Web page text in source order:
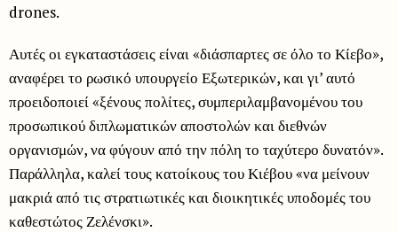
drones.
Αυτές οι εγκαταστάσεις είναι «διάσπαρτες σε όλο το Κίεβο»,
αναφέρει το ρωσικό υπουργείο Εξωτερικών, και γι’ αυτό
προειδοποιεί «ξένους πολίτες, συμπεριλαμβανομένου του
προσωπικού διπλωματικών αποστολών και διεθνών
οργανισμών, να φύγουν από την πόλη το ταχύτερο δυνατόν».
Παράλληλα, καλεί τους κατοίκους του Κιέβου «να μείνουν
μακριά από τις στρατιωτικές και διοικητικές υποδομές του
καθεστώτος Ζελένσκι».